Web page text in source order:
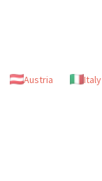
Austria Italy